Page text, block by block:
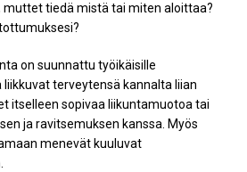
muttet tiedä mistä tai miten aloittaa?
on suunnattu työikäisille
liikkuvat terveytensä kannalta liian
itselleen sopivaa liikuntamuotoa tai
ja ravitsemuksen kanssa. Myös
menevät kuuluvat